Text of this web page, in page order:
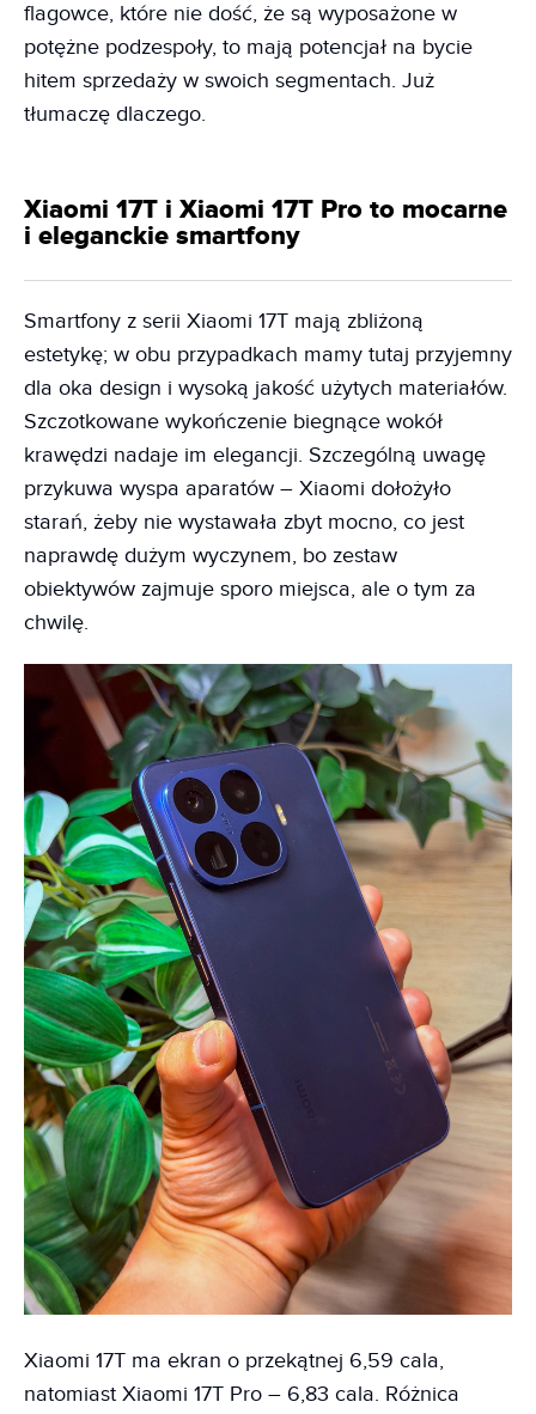
flagowce, które nie dość, że są wyposażone w
potężne podzespoły, to mają potencjał na bycie
hitem sprzedaży w swoich segmentach. Już
tłumaczę dlaczego.
Xiaomi 17T i Xiaomi 17T Pro to mocarne
i eleganckie smartfony
Smartfony z serii Xiaomi 17T mają zbliżoną
estetykę; w obu przypadkach mamy tutaj przyjemny
dla oka design i wysoką jakość użytych materiałów.
Szczotkowane wykończenie biegnące wokół
krawędzi nadaje im elegancji. Szczególną uwagę
przykuwa wyspa aparatów – Xiaomi dołożyło
starań, żeby nie wystawała zbyt mocno, co jest
naprawdę dużym wyczynem, bo zestaw
obiektywów zajmuje sporo miejsca, ale o tym za
chwilę.
Xiaomi 17T ma ekran o przekątnej 6,59 cala,
natomiast Xiaomi 17T Pro – 6,83 cala. Różnica